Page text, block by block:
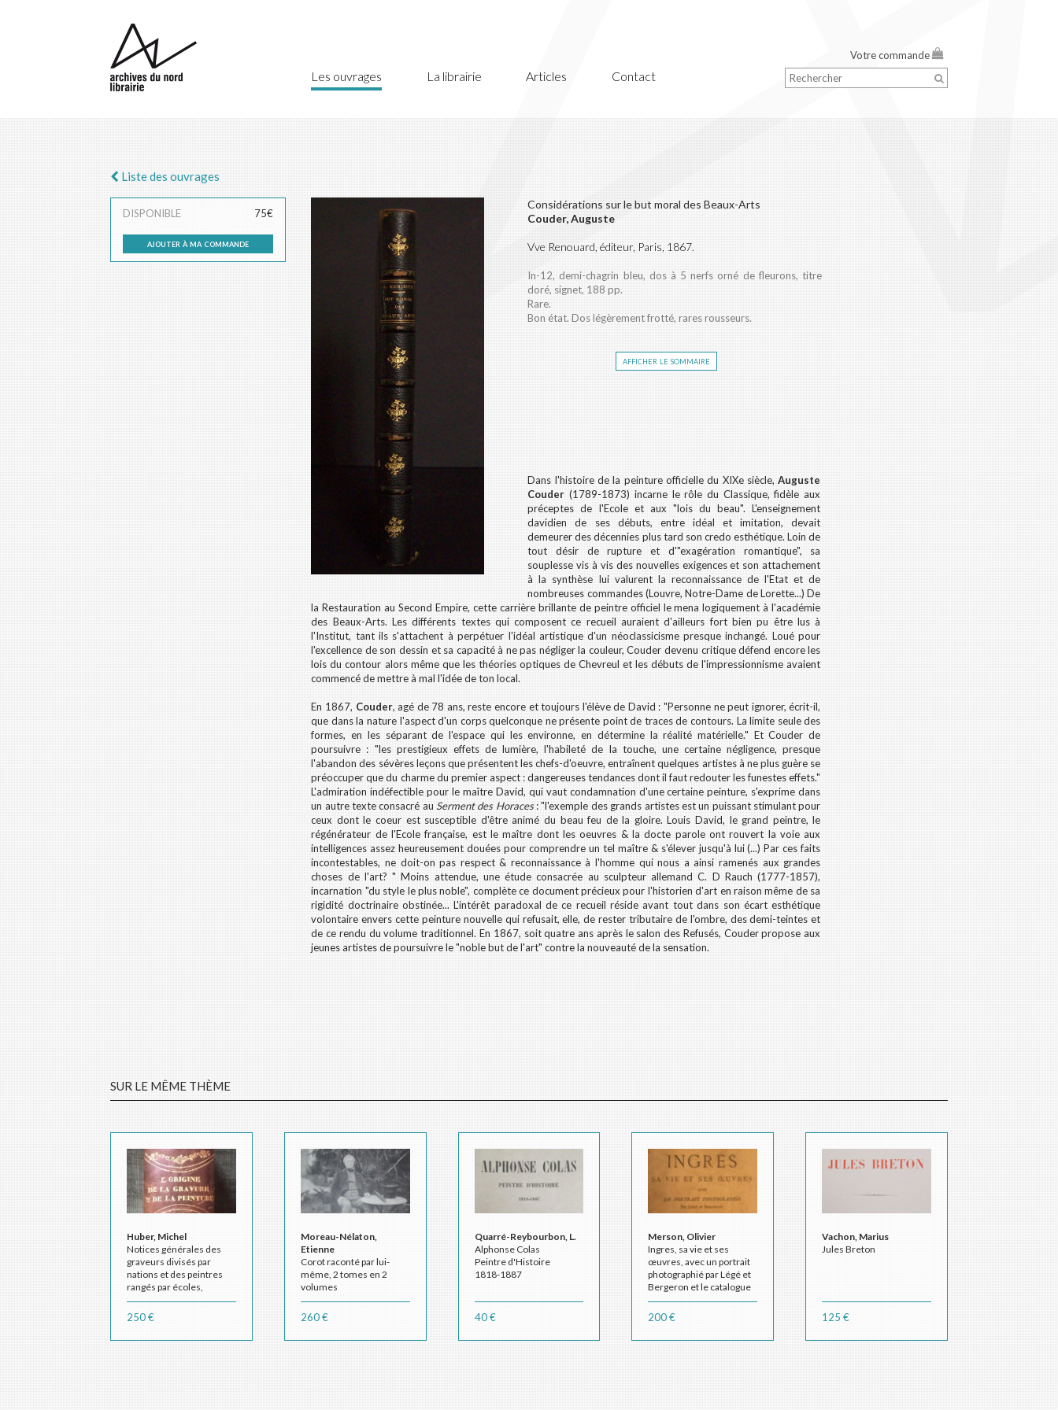
Les ouvrages La librairie Articles Contact
Votre commande
Liste des ouvrages
DISPONIBLE 75€
ajouter à ma commande
Considérations sur le but moral des Beaux-Arts
Couder, Auguste
Vve Renouard, éditeur, Paris, 1867.
In-12, demi-chagrin bleu, dos à 5 nerfs orné de fleurons, titre
doré, signet, 188 pp.
Rare.
Bon état. Dos légèrement frotté, rares rousseurs.
afficher le sommaire
Dans l'histoire de la peinture officielle du XIXe siècle,Auguste
Couder(1789-1873) incarne le rôle du Classique, fidèle aux
préceptes de l'Ecole et aux "lois du beau". L'enseignement
davidien de ses débuts, entre idéal et imitation, devait
demeurer des décennies plus tard son credo esthétique. Loin de
tout désir de rupture et d'"exagération romantique", sa
souplesse vis à vis des nouvelles exigences et son attachement
à la synthèse lui valurent la reconnaissance de l'Etat et de
nombreuses commandes (Louvre, Notre-Dame de Lorette...) De
la Restauration au Second Empire, cette carrière brillante de peintre officiel le mena logiquement à l'académie
des Beaux-Arts. Les différents textes qui composent ce recueil auraient d'ailleurs fort bien pu être lus à
l'Institut, tant ils s'attachent à perpétuer l'idéal artistique d'un néoclassicisme presque inchangé. Loué pour
l'excellence de son dessin et sa capacité à ne pas négliger la couleur, Couder devenu critique défend encore les
lois du contour alors même que les théories optiques de Chevreul et les débuts de l'impressionnisme avaient
commencé de mettre à mal l'idée de ton local.
En 1867, Couder, agé de 78 ans, reste encore et toujours l'élève de David : "Personne ne peut ignorer, écrit-il,
que dans la nature l'aspect d'un corps quelconque ne présente point de traces de contours. La limite seule des
formes, en les séparant de l'espace qui les environne, en détermine la réalité matérielle." Et Couder de
poursuivre : "les prestigieux effets de lumière, l'habileté de la touche, une certaine négligence, presque
l'abandon des sévères leçons que présentent les chefs-d'oeuvre, entraînent quelques artistes à ne plus guère se
préoccuper que du charme du premier aspect : dangereuses tendances dont il faut redouter les funestes effets."
L'admiration indéfectible pour le maître David, qui vaut condamnation d'une certaine peinture, s'exprime dans
un autre texte consacré au Serment des Horaces: "l'exemple des grands artistes est un puissant stimulant pour
ceux dont le coeur est susceptible d'être animé du beau feu de la gloire. Louis David, le grand peintre, le
régénérateur de l'Ecole française, est le maître dont les oeuvres & la docte parole ont rouvert la voie aux
intelligences assez heureusement douées pour comprendre un tel maître & s'élever jusqu'à lui (...) Par ces faits
incontestables, ne doit-on pas respect & reconnaissance à l'homme qui nous a ainsi ramenés aux grandes
choses de l'art? " Moins attendue, une étude consacrée au sculpteur allemand C. D Rauch (1777-1857),
incarnation "du style le plus noble", complète ce document précieux pour l'historien d'art en raison même de sa
rigidité doctrinaire obstinée... L'intérêt paradoxal de ce recueil réside avant tout dans son écart esthétique
volontaire envers cette peinture nouvelle qui refusait, elle, de rester tributaire de l'ombre, des demi-teintes et
de ce rendu du volume traditionnel. En 1867, soit quatre ans après le salon des Refusés, Couder propose aux
jeunes artistes de poursuivre le "noble but de l'art" contre la nouveauté de la sensation.
SUR LE MÊME THÈME
Huber, Michel
Notices générales des
graveurs divisés par
nations et des peintres
rangés par écoles,
précédées de l'histoire
de la peinture et de la
gravure depuis l'origine
de ces arts jusqu'à nos
250 €
Moreau-Nélaton,
Etienne
Corot raconté par lui-
même, 2 tomes en 2
volumes
260 €
Quarré-Reybourbon, L.
Alphonse Colas
Peintre d'Histoire
1818-1887
40 €
Merson, Olivier
Ingres, sa vie et ses
œuvres, avec un portrait
photographié par Légé et
Bergeron et le catalogue
des œuvres du maître par
Emile Bellier de La
Chavignerie
200 €
Vachon, Marius
Jules Breton
125 €